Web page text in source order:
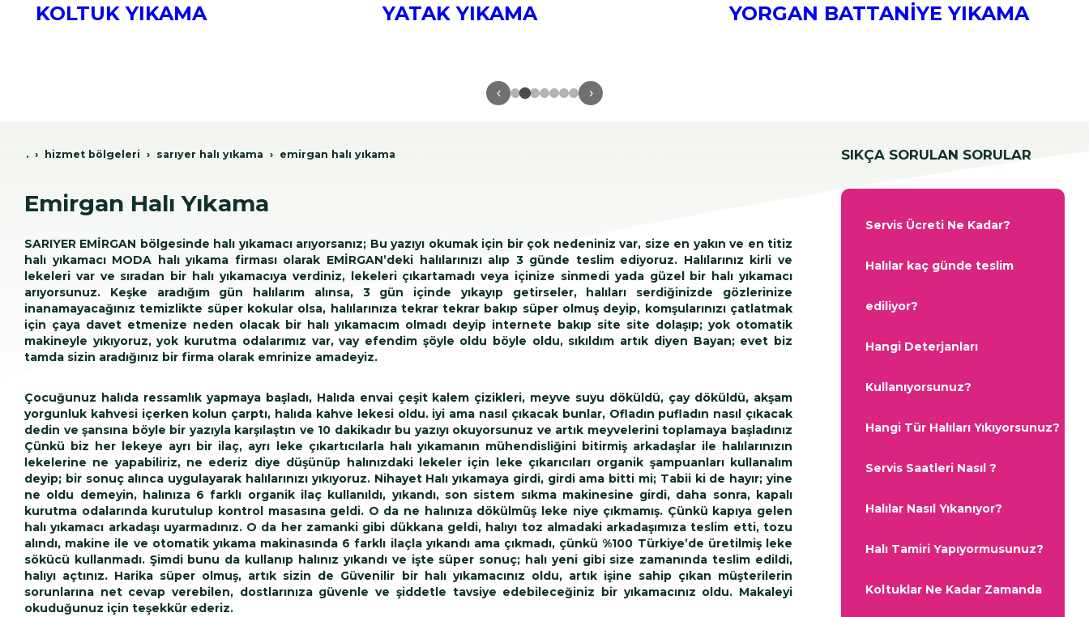
KOLTUK YIKAMA YATAK YIKAMA YORGAN BATTANİYE YIKAMA
‹ ›
. hi̇zmet bölgeleri̇ sariyer hali yikama emirgan halı yıkama
Emirgan Halı Yıkama
SARIYER EMİRGAN bölgesinde halı yıkamacı arıyorsanız; Bu yazıyı okumak için bir çok nedeniniz var, size en yakın ve en titiz
halı yıkamacı MODA halı yıkama firması olarak EMİRGAN’deki halılarınızı alıp 3 günde teslim ediyoruz. Halılarınız kirli ve
lekeleri var ve sıradan bir halı yıkamacıya verdiniz, lekeleri çıkartamadı veya içinize sinmedi yada güzel bir halı yıkamacı
arıyorsunuz. Keşke aradığım gün halılarım alınsa, 3 gün içinde yıkayıp getirseler, halıları serdiğinizde gözlerinize
inanamayacağınız temizlikte süper kokular olsa, halılarınıza tekrar tekrar bakıp süper olmuş deyip, komşularınızı çatlatmak
için çaya davet etmenize neden olacak bir halı yıkamacım olmadı deyip internete bakıp site site dolaşıp; yok otomatik
makineyle yıkıyoruz, yok kurutma odalarımız var, vay efendim şöyle oldu böyle oldu, sıkıldım artık diyen Bayan; evet biz
tamda sizin aradığınız bir firma olarak emrinize amadeyiz.
Çocuğunuz halıda ressamlık yapmaya başladı, Halıda envai çeşit kalem çizikleri, meyve suyu döküldü, çay döküldü, akşam
yorgunluk kahvesi içerken kolun çarptı, halıda kahve lekesi oldu. iyi ama nasıl çıkacak bunlar, Ofladın pufladın nasıl çıkacak
dedin ve şansına böyle bir yazıyla karşılaştın ve 10 dakikadır bu yazıyı okuyorsunuz ve artık meyvelerini toplamaya başladınız
Çünkü biz her lekeye ayrı bir ilaç, ayrı leke çıkartıcılarla halı yıkamanın mühendisliğini bitirmiş arkadaşlar ile halılarınızın
lekelerine ne yapabiliriz, ne ederiz diye düşünüp halınızdaki lekeler için leke çıkarıcıları organik şampuanları kullanalım
deyip; bir sonuç alınca uygulayarak halılarınızı yıkıyoruz. Nihayet Halı yıkamaya girdi, girdi ama bitti mi; Tabii ki de hayır; yine
ne oldu demeyin, halınıza 6 farklı organik ilaç kullanıldı, yıkandı, son sistem sıkma makinesine girdi, daha sonra, kapalı
kurutma odalarında kurutulup kontrol masasına geldi. O da ne halınıza dökülmüş leke niye çıkmamış. Çünkü kapıya gelen
halı yıkamacı arkadaşı uyarmadınız. O da her zamanki gibi dükkana geldi, halıyı toz almadaki arkadaşımıza teslim etti, tozu
alındı, makine ile ve otomatik yıkama makinasında 6 farklı ilaçla yıkandı ama çıkmadı, çünkü %100 Türkiye’de üretilmiş leke
sökücü kullanmadı. Şimdi bunu da kullanıp halınız yıkandı ve işte süper sonuç; halı yeni gibi size zamanında teslim edildi,
halıyı açtınız. Harika süper olmuş, artık sizin de Güvenilir bir halı yıkamacınız oldu, artık işine sahip çıkan müşterilerin
sorunlarına net cevap verebilen, dostlarınıza güvenle ve şiddetle tavsiye edebileceğiniz bir yıkamacınız oldu. Makaleyi
okuduğunuz için teşekkür ederiz.
SIKÇA SORULAN SORULAR
Servis Ücreti Ne Kadar?
Halılar kaç günde teslim
ediliyor?
Hangi Deterjanları
Kullanıyorsunuz?
Hangi Tür Halıları Yıkıyorsunuz?
Servis Saatleri Nasıl ?
Halılar Nasıl Yıkanıyor?
Halı Tamiri Yapıyormusunuz?
Koltuklar Ne Kadar Zamanda